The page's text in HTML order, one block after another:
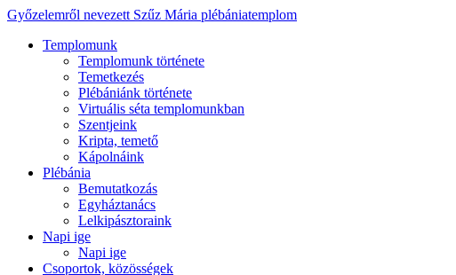
Győzelemről nevezett Szűz Mária plébániatemplom
Templomunk
Templomunk története
Temetkezés
Plébániánk története
Virtuális séta templomunkban
Szentjeink
Kripta, temető
Kápolnáink
Plébánia
Bemutatkozás
Egyháztanács
Lelkipásztoraink
Napi ige
Napi ige
Csoportok, közösségek